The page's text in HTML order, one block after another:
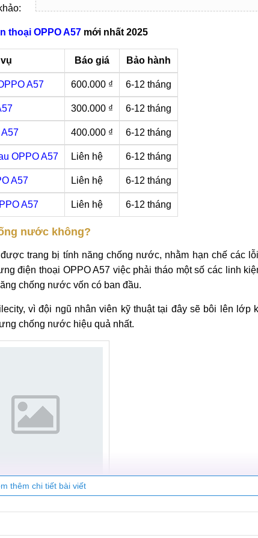
thoại OPPO A57 mới nhất 2025
Báo giá Bảo hành
A57 600.000 ₫ 6-12 tháng
300.000 ₫ 6-12 tháng
400.000 ₫ 6-12 tháng
OPPO A57 Liên hệ 6-12 tháng
A57 Liên hệ 6-12 tháng
A57 Liên hệ 6-12 tháng
nước không?
trang bị tính năng chống nước, nhằm hạn chế các
điện thoại OPPO A57 việc phải tháo một số các linh
chống nước vốn có ban đầu.
vì đội ngũ nhân viên kỹ thuật tại đây sẽ bôi lên lớp
chống nước hiệu quả nhất.
thoại
thêm chi tiết bài viết